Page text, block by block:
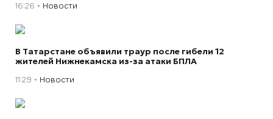
16:26 Новости
В Татарстане объявили траур после гибели 12
жителей Нижнекамска из-за атаки БПЛА
11:29 Новости